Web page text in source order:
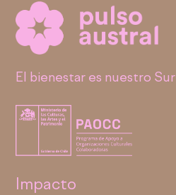
El bienestar es nuestro Sur
Impacto